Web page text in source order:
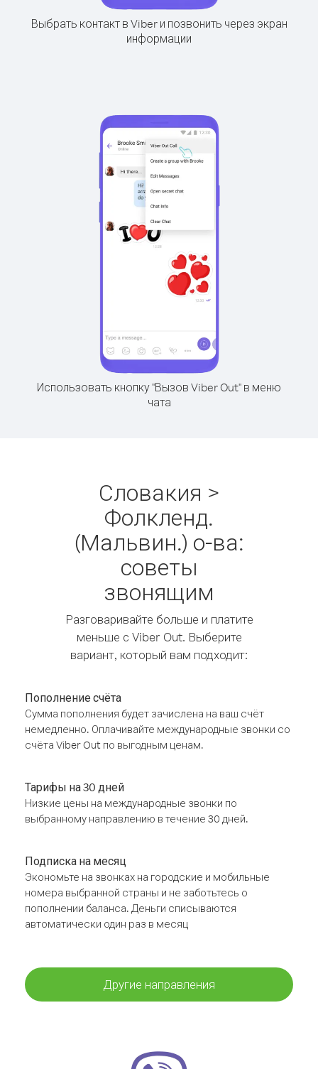
Выбрать контакт в Viber и позвонить через экран
информации
Использовать кнопку "Вызов Viber Out" в меню
чата
Словакия >
Фолкленд.
(Мальвин.) о-ва:
советы
звонящим
Разговаривайте больше и платите
меньше с Viber Out. Выберите
вариант, который вам подходит:
Пополнение счёта
Сумма пополнения будет зачислена на ваш счёт
немедленно. Оплачивайте международные звонки со
счёта Viber Out по выгодным ценам.
Тарифы на 30 дней
Низкие цены на международные звонки по
выбранному направлению в течение 30 дней.
Подписка на месяц
Экономьте на звонках на городские и мобильные
номера выбранной страны и не заботьтесь о
пополнении баланса. Деньги списываются
автоматически один раз в месяц
Другие направления